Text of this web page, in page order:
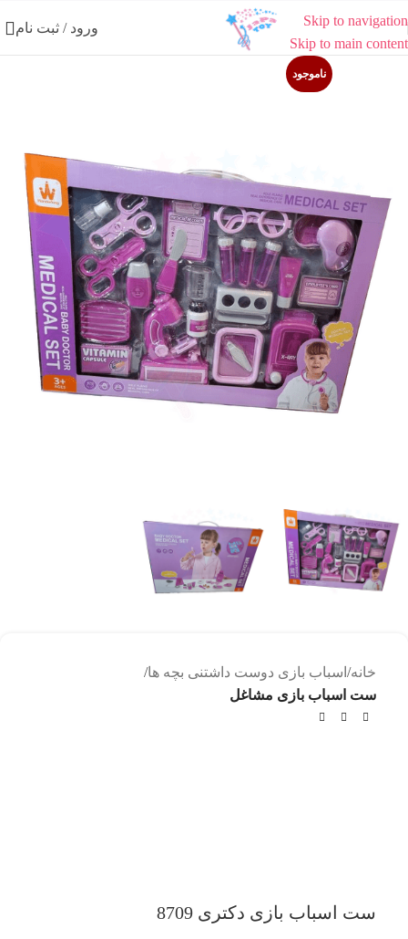
Skip to navigation
Skip to main content
ورود / ثبت نام
ناموجود
خانه اسباب بازی دوست داشتنی بچه ها
ست اسباب بازی مشاغل
ست اسباب بازی دکتری 8709